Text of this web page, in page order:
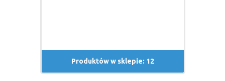
Produktów w sklepie: 12